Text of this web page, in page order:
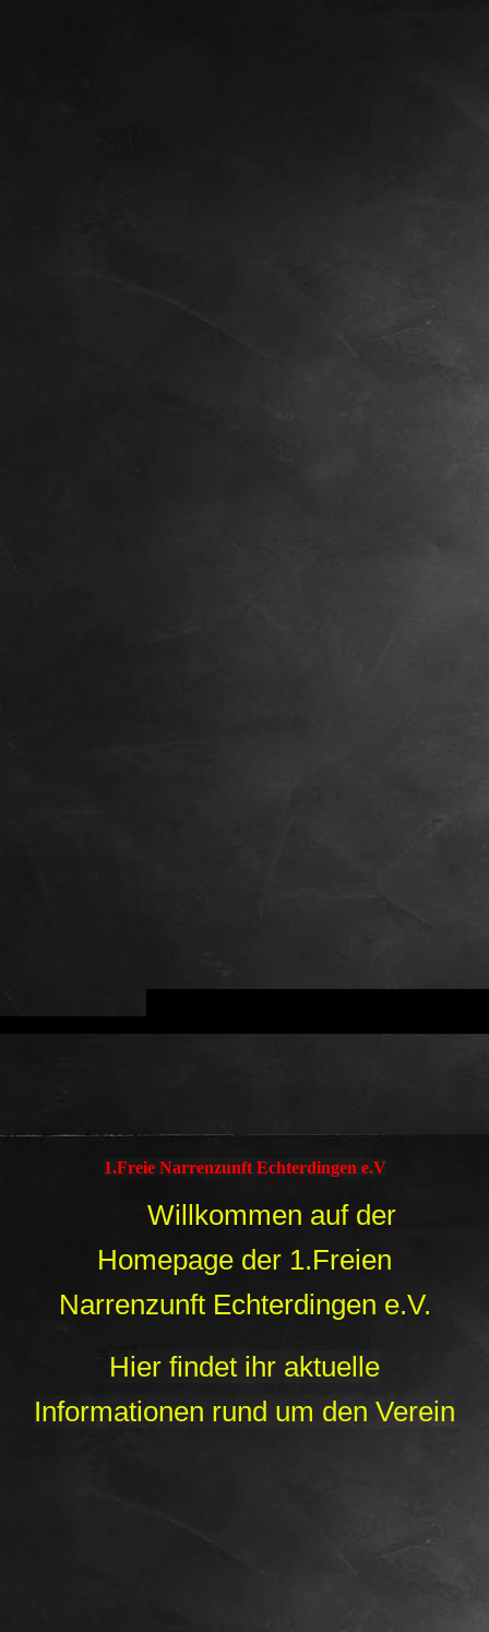
1.Freie Narrenzunft Echterdingen e.V
Willkommen auf der
Homepage der 1.Freien
Narrenzunft Echterdingen e.V.
Hier findet ihr aktuelle
Informationen rund um den Verein